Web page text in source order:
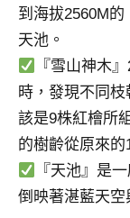
到海拔2560M
天池。
『雪山神木
時，發現不同
該是9株紅檜所
的樹齡從原來的
『天池』是
倒映著湛藍天空